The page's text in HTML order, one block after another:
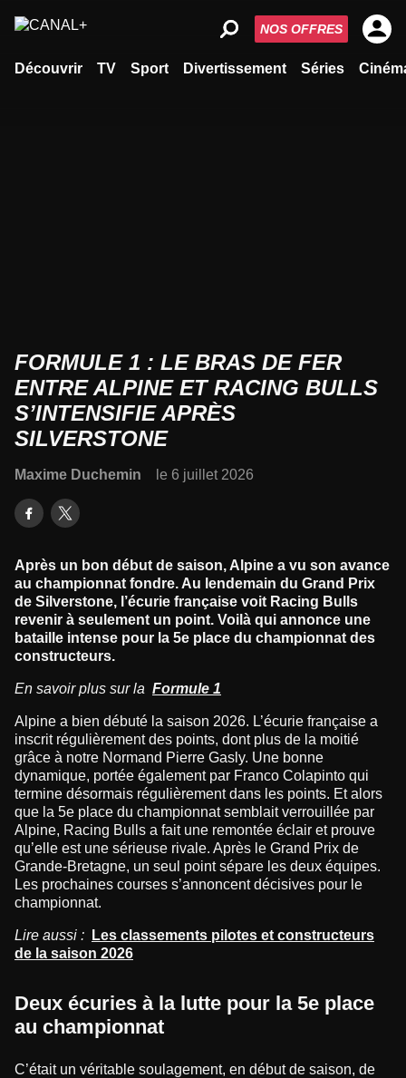
Découvrir TV Sport Divertissement Séries
NOS OFFRES
FORMULE 1 : LE BRAS DE FER
ENTRE ALPINE ET RACING BULLS
S’INTENSIFIE APRÈS
SILVERSTONE
Maxime Duchemin le 6 juillet 2026
Après un bon début de saison, Alpine a vu son avance
au championnat fondre. Au lendemain du Grand Prix
de Silverstone, l’écurie française voit Racing Bulls
revenir à seulement un point. Voilà qui annonce une
bataille intense pour la 5e place du championnat des
constructeurs.
En savoir plus sur la Formule 1
Alpine a bien débuté la saison 2026. L’écurie française a
inscrit régulièrement des points, dont plus de la moitié
grâce à notre Normand Pierre Gasly. Une bonne
dynamique, portée également par Franco Colapinto qui
termine désormais régulièrement dans les points. Et alors
que la 5e place du championnat semblait verrouillée par
Alpine, Racing Bulls a fait une remontée éclair et prouve
qu’elle est une sérieuse rivale. Après le Grand Prix de
Grande-Bretagne, un seul point sépare les deux équipes.
Les prochaines courses s’annoncent décisives pour le
championnat.
Lire aussi :
Les classements pilotes et constructeurs
de la saison 2026
Deux écuries à la lutte pour la 5e place
au championnat
C’était un véritable soulagement, en début de saison, de